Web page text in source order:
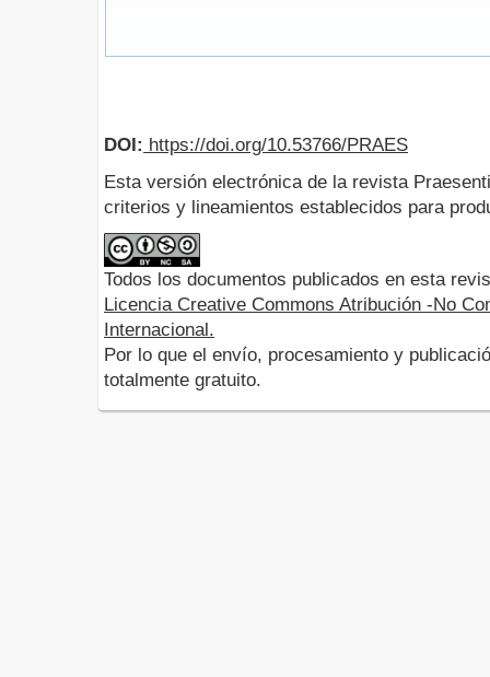
DOI: https://doi.org/10.53766/PRAES
Esta versión electrónica de la revista
criterios y lineamientos establecidos para
Todos los documentos publicados en esta
Licencia Creative Commons Atribución -No
Internacional.
Por lo que el envío, procesamiento y
totalmente gratuito.